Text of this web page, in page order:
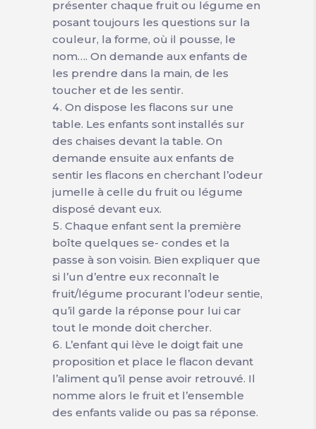
présenter chaque fruit ou légume en
posant toujours les questions sur la
couleur, la forme, où il pousse, le
nom…. On demande aux enfants de
les prendre dans la main, de les
toucher et de les sentir.
On dispose les flacons sur une
table. Les enfants sont installés sur
des chaises devant la table. On
demande ensuite aux enfants de
sentir les flacons en cherchant l’odeur
jumelle à celle du fruit ou légume
disposé devant eux.
Chaque enfant sent la première
boîte quelques se- condes et la
passe à son voisin. Bien expliquer que
si l’un d’entre eux reconnaît le
fruit/légume procurant l’odeur sentie,
qu’il garde la réponse pour lui car
tout le monde doit chercher.
L’enfant qui lève le doigt fait une
proposition et place le flacon devant
l’aliment qu’il pense avoir retrouvé. Il
nomme alors le fruit et l’ensemble
des enfants valide ou pas sa réponse.